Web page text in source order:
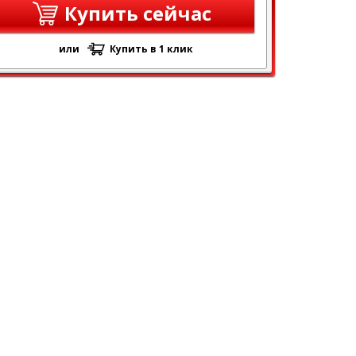
Купить сейчас
или Купить в 1 клик